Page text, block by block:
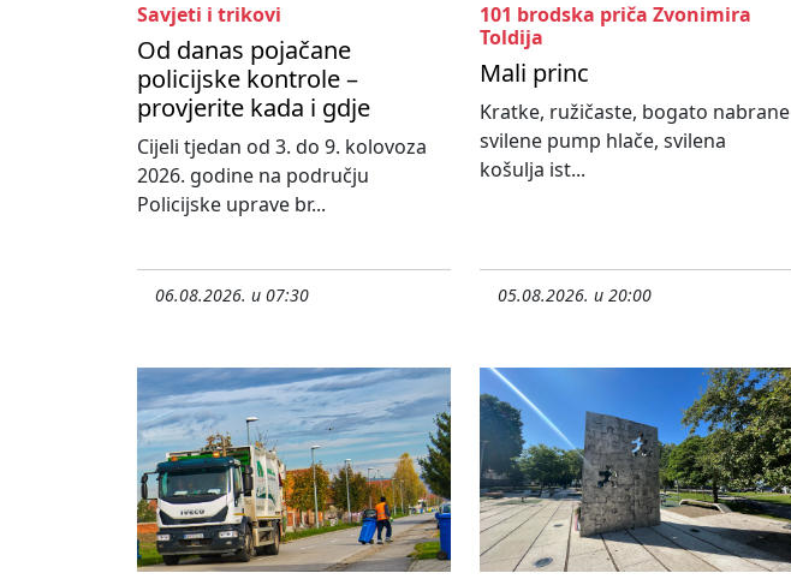
Savjeti i trikovi
Od danas pojačane
policijske kontrole –
provjerite kada i gdje
Cijeli tjedan od 3. do 9. kolovoza
2026. godine na području
Policijske uprave br...
06.08.2026. u 07:30
101 brodska priča Zvonimira
Toldija
Mali princ
Kratke, ružičaste, bogato nabrane
svilene pump hlače, svilena
košulja ist...
05.08.2026. u 20:00